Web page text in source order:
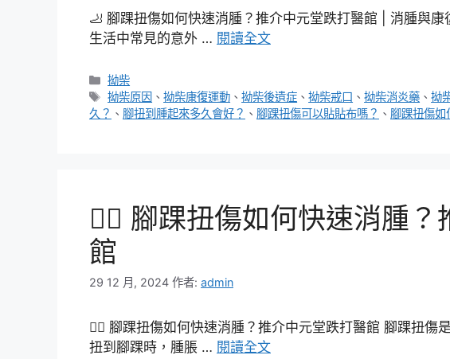
🦶 腳踝扭傷如何快速消腫？推介中元堂跌打醫館 | 消腫與
生活中常見的意外 … 閱讀全文
分
類
拗柴
標
籤
拗柴原因 、拗柴康復運動 、拗柴後遺症 、拗柴戒口 、拗柴消炎藥 、拗
久？ 、 腳扭到腫起來多久會好？ 、 腳踝扭傷可以貼貼布嗎？ 、 腳踝扭傷如
🏃‍♂️ 腳踝扭傷如何快速消腫
館
29 12 月, 2024 作者: admin
🏃‍♂️ 腳踝扭傷如何快速消腫？推介中元堂跌打醫館 腳踝扭傷
扭到腳踝時，腫脹 … 閱讀全文